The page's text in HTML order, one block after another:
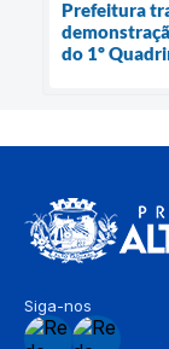
Prefeitura
do 1º
Siga-nos